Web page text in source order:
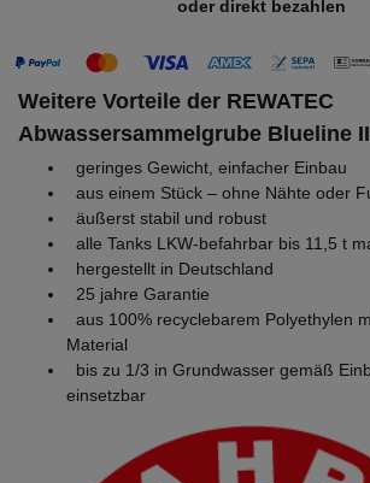
oder direkt bezahlen
Weitere Vorteile der REWATEC
Abwassersammelgrube Blueline
geringes Gewicht, einfacher Einbau
aus einem Stück – ohne Nähte oder
äußerst stabil und robust
alle Tanks LKW-befahrbar bis 11,5 t
hergestellt in Deutschland
25 jahre Garantie
aus 100% recyclebarem Polyethylen
Material
bis zu 1/3 in Grundwasser gemäß
einsetzbar